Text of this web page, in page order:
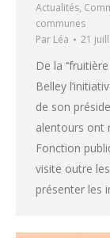
Actualités,
communes
Par Léa 21
De la
Belley
de son
alentours ont
Fonction
visite outre
présenter les